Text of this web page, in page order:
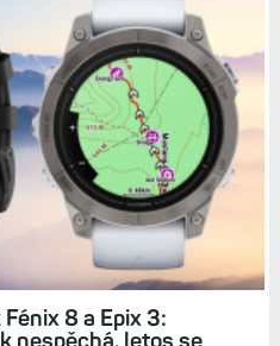
dorazí až příští rok. Lze
měsíc. Vyplatí se